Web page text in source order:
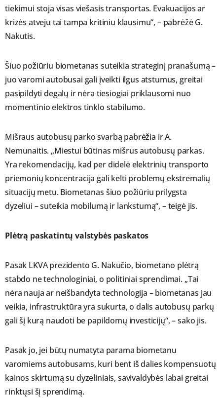
tiekimui stoja visas viešasis transportas. Evakuacijos ar
krizės atveju tai tampa kritiniu klausimu“, – pabrėžė G.
Nakutis.
Šiuo požiūriu biometanas suteikia strateginį pranašumą –
juo varomi autobusai gali įveikti ilgus atstumus, greitai
pasipildyti degalų ir nėra tiesiogiai priklausomi nuo
momentinio elektros tinklo stabilumo.
Mišraus autobusų parko svarbą pabrėžia ir A.
Nemunaitis. „Miestui būtinas mišrus autobusų parkas.
Yra rekomendacijų, kad per didelė elektrinių transporto
priemonių koncentracija gali kelti problemų ekstremalių
situacijų metu. Biometanas šiuo požiūriu prilygsta
dyzeliui – suteikia mobilumą ir lankstumą“, – teigė jis.
Plėtrą paskatintų valstybės paskatos
Pasak LKVA prezidento G. Nakučio, biometano plėtrą
stabdo ne technologiniai, o politiniai sprendimai. „Tai
nėra nauja ar neišbandyta technologija – biometanas jau
veikia, infrastruktūra yra sukurta, o dalis autobusų parkų
gali šį kurą naudoti be papildomų investicijų“, – sako jis.
Pasak jo, jei būtų numatyta parama biometanu
varomiems autobusams, kuri bent iš dalies kompensuotų
kainos skirtumą su dyzeliniais, savivaldybės labai greitai
rinktųsi šį sprendimą.